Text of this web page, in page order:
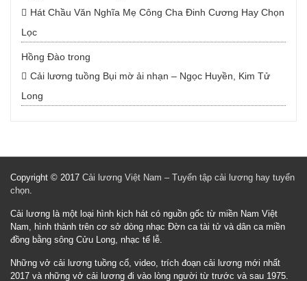
Hát Chầu Văn Nghĩa Mẹ Công Cha Đinh Cương Hay Chọn
Lọc
Hồng Đào trong
Cải lương tuồng Bụi mờ ải nhạn – Ngọc Huyền, Kim Tử
Long
Copyright © 2017 Cải lương Việt Nam – Tuyển tập cải lương hay tuyển
chọn.
Cải lương là một loại hình kịch hát có nguồn gốc từ miền Nam Việt
Nam, hình thành trên cơ sở dòng nhạc Đờn ca tài tử và dân ca miền
đồng bằng sông Cửu Long, nhạc tế lễ.
Những vở cải lương tuồng cổ, video, trích đoạn cải lương mới nhất
2017 và những vở cải lương đi vào lòng người từ trước và sau 1975.